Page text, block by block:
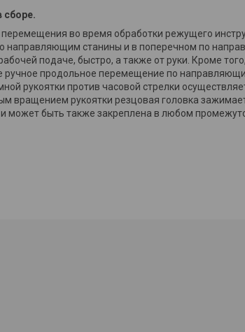
сборе.
во время обработки режущего
направляющим станины и в поперечном по
подаче, быстро, а также от руки. Кроме
ручное продольное перемещение по
рукоятки против часовой стрелки
вращением рукоятки резцовая головка
может быть также закреплена в любом